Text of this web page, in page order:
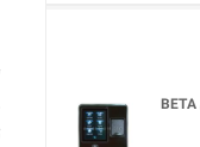
اکسس کنترل کارتخوان BETA